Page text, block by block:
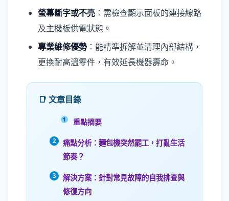
螢幕斷字或不亮 ：需檢查顯示面板的連接線路
及主機板供電狀態。
專業維修優勢：能精準拆解並清理內部結構，
更換耐高溫零件，有效延長機器壽命。
📑 文章目錄
重點摘要
痛點分析：麵包機突然罷工，打亂生活
節奏？
解決方案：針對常見故障的自我排查與
修復方向